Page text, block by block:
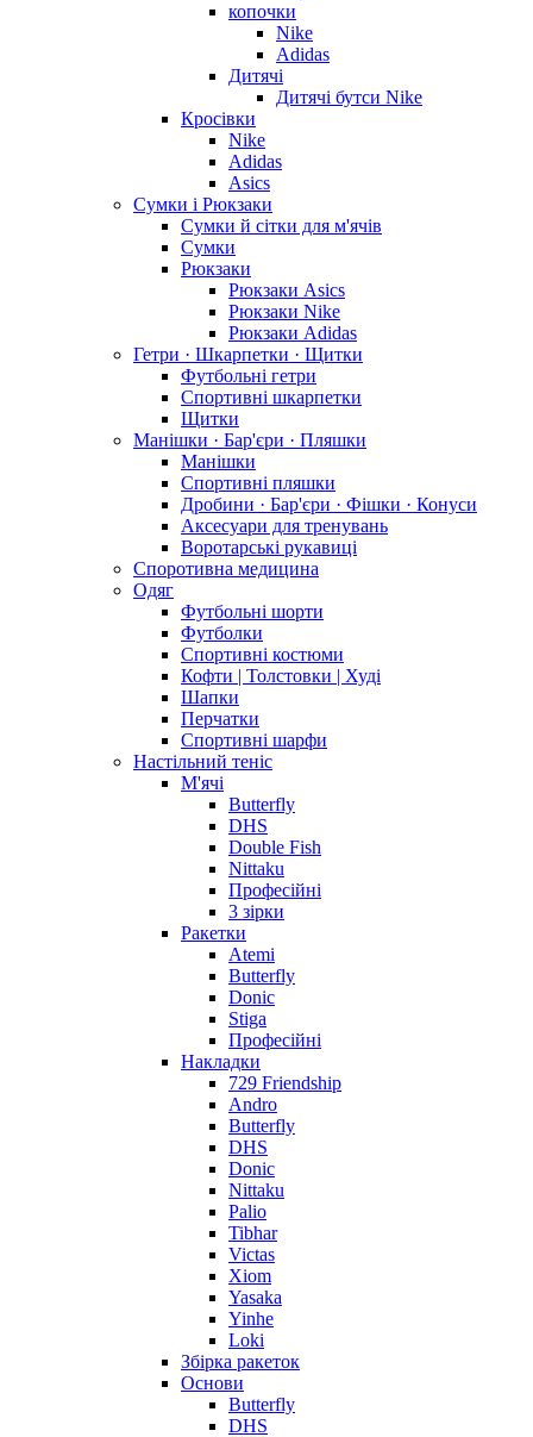
копочки
Nike
Adidas
Дитячі
Дитячі бутси Nike
Кросівки
Nike
Adidas
Asics
Сумки і Рюкзаки
Сумки й сітки для м'ячів
Сумки
Рюкзаки
Рюкзаки Asics
Рюкзаки Nike
Рюкзаки Adidas
Гетри · Шкарпетки · Щитки
Футбольні гетри
Спортивні шкарпетки
Щитки
Манішки · Бар'єри · Пляшки
Манішки
Спортивні пляшки
Дробини · Бар'єри · Фішки · Конуси
Аксесуари для тренувань
Воротарські рукавиці
Споротивна медицина
Одяг
Футбольні шорти
Футболки
Спортивні костюми
Кофти | Толстовки | Худі
Шапки
Перчатки
Спортивні шарфи
Настільний теніс
М'ячі
Butterfly
DHS
Double Fish
Nittaku
Професійні
3 зірки
Ракетки
Atemi
Butterfly
Donic
Stiga
Професійні
Накладки
729 Friendship
Andro
Butterfly
DHS
Donic
Nittaku
Palio
Tibhar
Victas
Xiom
Yasaka
Yinhe
Loki
Збірка ракеток
Основи
Butterfly
DHS